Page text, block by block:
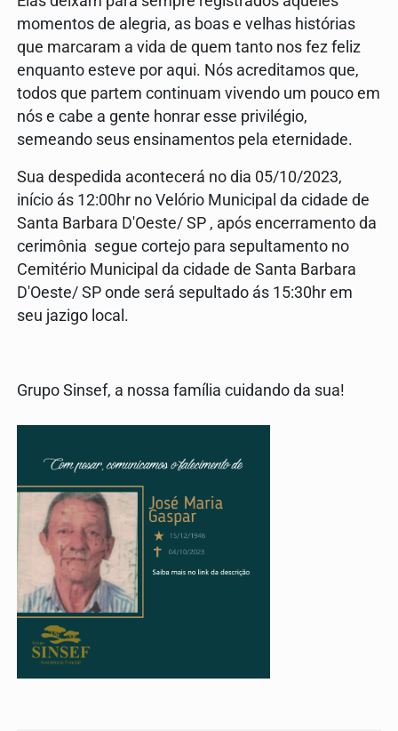
momentos de alegria, as boas e velhas histórias
que marcaram a vida de quem tanto nos fez feliz
enquanto esteve por aqui. Nós acreditamos que,
todos que partem continuam vivendo um pouco em
nós e cabe a gente honrar esse privilégio,
semeando seus ensinamentos pela eternidade.
Sua despedida acontecerá no dia 05/10/2023,
início ás 12:00hr no Velório Municipal da cidade de
Santa Barbara D'Oeste/ SP , após encerramento da
cerimônia segue cortejo para sepultamento no
Cemitério Municipal da cidade de Santa Barbara
D'Oeste/ SP onde será sepultado ás 15:30hr em
seu jazigo local.
Grupo Sinsef, a nossa família cuidando da sua!